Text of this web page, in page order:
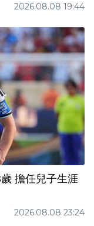
2026.08.08 19:44
擔任兒子生涯
2026.08.08 23:24